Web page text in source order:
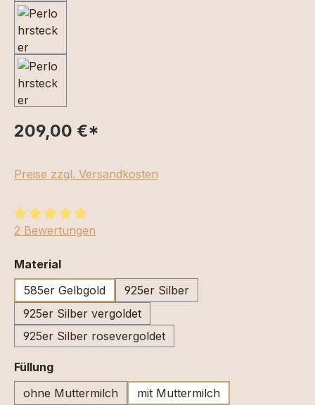
209,00 €*
Preise zzgl. Versandkosten
Durchschnittliche Bewertung von 5 von 5 Sternen
2 Bewertungen
Materialauswählen
585er Gelbgold
925er Silber
925er Silber vergoldet
925er Silber rosevergoldet
Füllungauswählen
ohne Muttermilch
mit Muttermilch